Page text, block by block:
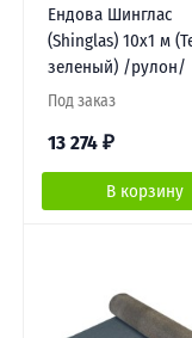
Ендова Шинглас
(Shinglas) 10х1 м
зеленый) /рулон/
Под заказ
13 274 ₽
В корзину